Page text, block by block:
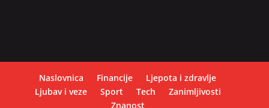
Naslovnica Financije
Ljepota i zdravlje
Ljubav i veze
Sport Tech
Zanimljivosti
Znanost